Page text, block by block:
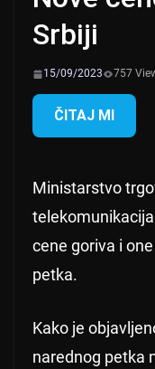
Srbiji
15/09/2023 757
ČITAJ MI
Ministarstvo
cene goriva i
petka.
Kako je
narednog petka